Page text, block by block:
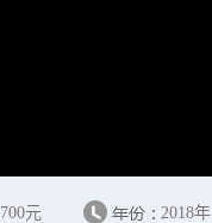
700元 2018年